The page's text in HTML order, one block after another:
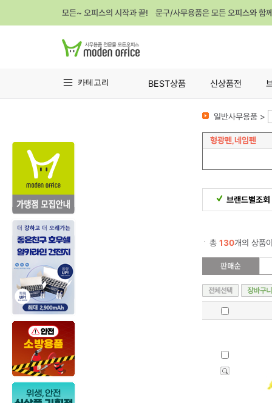
모든~ 오피스의 시작과 끝! 문구/사무용품은 모든 오피스와 함
카테고리 BEST상품 신상품전
일반사무용품 >
형광펜,네임펜
브랜드별조회
총 130개의 상품